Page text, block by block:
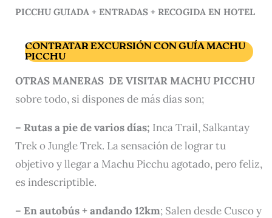
PICCHU GUIADA + ENTRADAS + RECOGIDA EN HOTEL
CONTRATAR EXCURSIÓN CON GUÍA MACHU
PICCHU
OTRAS MANERAS DE VISITAR MACHU PICCHU
sobre todo, si dispones de más días son;
– Rutas a pie de varios días; Inca Trail, Salkantay
Trek o Jungle Trek. La sensación de lograr tu
objetivo y llegar a Machu Picchu agotado, pero feliz,
es indescriptible.
– En autobús + andando 12km; Salen desde Cusco y